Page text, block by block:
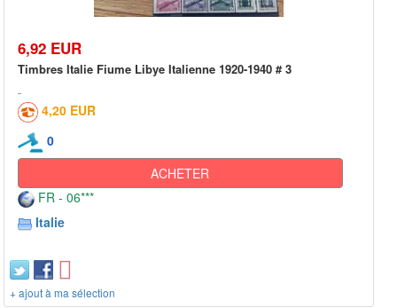
6,92 EUR
Timbres Italie Fiume Libye Italienne 1920-1940 # 3
4,20 EUR
0
ACHETER
FR - 06***
Italie
+ ajout à ma sélection